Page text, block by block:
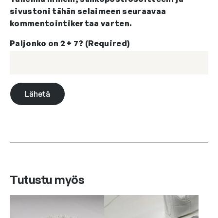
sivustoni tähän selaimeen seuraavaa
kommentointikertaa varten.
Paljonko on 2 + 7? (Required)
Tutustu myös